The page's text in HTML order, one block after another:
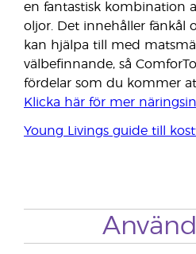
en fantastisk kombination
oljor. Det innehåller fänkål
kan hjälpa till med
välbefinnande, så
fördelar som du kommer
Klicka här för mer
Young Livings guide till